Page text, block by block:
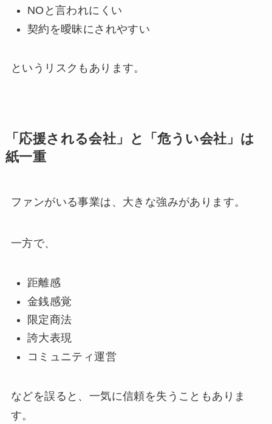
NOと言われにくい
契約を曖昧にされやすい
というリスクもあります。
「応援される会社」と「危うい会社」は
紙一重
ファンがいる事業は、大きな強みがあります。
一方で、
距離感
金銭感覚
限定商法
誇大表現
コミュニティ運営
などを誤ると、一気に信頼を失うこともありま
す。